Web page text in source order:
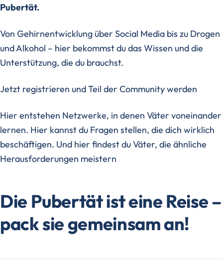
Pubertät.
Von Gehirnentwicklung über Social Media bis zu Drogen
und Alkohol – hier bekommst du das Wissen und die
Unterstützung, die du brauchst.
Jetzt registrieren und Teil der Community werden
Hier entstehen Netzwerke, in denen Väter voneinander
lernen. Hier kannst du Fragen stellen, die dich wirklich
beschäftigen. Und hier findest du Väter, die ähnliche
Herausforderungen meistern
Die Pubertät ist eine Reise –
pack sie gemeinsam an!